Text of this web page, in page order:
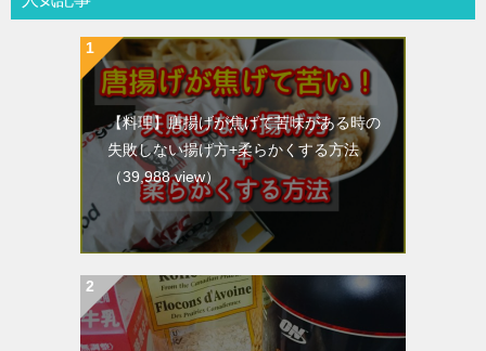
【料理】唐揚げが焦げて苦味がある時の
失敗しない揚げ方+柔らかくする方法
（39,988 view）